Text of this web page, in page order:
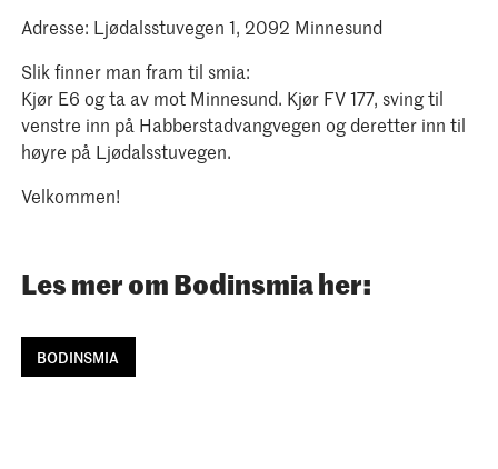
Adresse: Ljødalsstuvegen 1, 2092 Minnesund
Slik finner man fram til smia:
Kjør E6 og ta av mot Minnesund. Kjør FV 177, sving til
venstre inn på Habberstadvangvegen og deretter inn til
høyre på Ljødalsstuvegen.
Velkommen!
Les mer om Bodinsmia her:
BODINSMIA